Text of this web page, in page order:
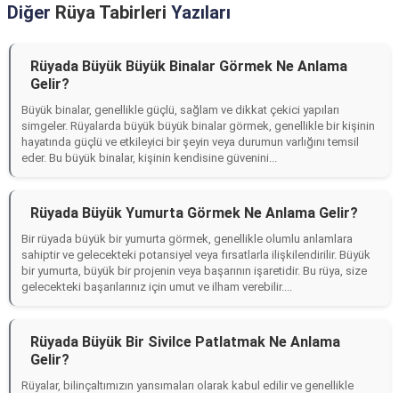
Diğer Rüya Tabirleri Yazıları
Rüyada Büyük Büyük Binalar Görmek Ne Anlama
Gelir?
Büyük binalar, genellikle güçlü, sağlam ve dikkat çekici yapıları
simgeler. Rüyalarda büyük büyük binalar görmek, genellikle bir kişinin
hayatında güçlü ve etkileyici bir şeyin veya durumun varlığını temsil
eder. Bu büyük binalar, kişinin kendisine güvenini...
Rüyada Büyük Yumurta Görmek Ne Anlama Gelir?
Bir rüyada büyük bir yumurta görmek, genellikle olumlu anlamlara
sahiptir ve gelecekteki potansiyel veya fırsatlarla ilişkilendirilir. Büyük
bir yumurta, büyük bir projenin veya başarının işaretidir. Bu rüya, size
gelecekteki başarılarınız için umut ve ilham verebilir....
Rüyada Büyük Bir Sivilce Patlatmak Ne Anlama
Gelir?
Rüyalar, bilinçaltımızın yansımaları olarak kabul edilir ve genellikle